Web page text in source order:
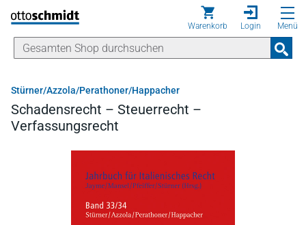
Direkt zum Inhalt
Warenkorb Login Menü
Stürner/Azzola/Perathoner/Happacher
Schadensrecht – Steuerrecht –
Verfassungsrecht